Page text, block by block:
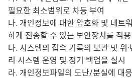
필요한 최소범위로 차등 부여
나. 개인정보에 대한 암호화 및 네트
하게 전송할 수 있는 보안장치를 적용
다. 시스템의 접속 기록의 보관 및 위
리 시스템 운영 및 정기 백업을 실시
라. 개인정보파일의 도난/분실에 대